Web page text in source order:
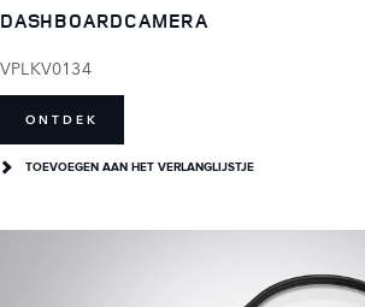
DASHBOARDCAMERA
VPLKV0134
ONTDEK
TOEVOEGEN AAN HET VERLANGLIJSTJE